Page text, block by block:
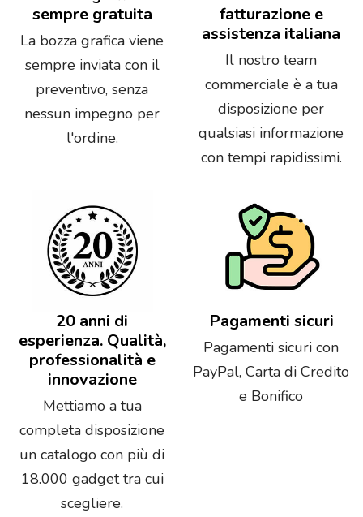
sempre gratuita
La bozza grafica viene
sempre inviata con il
preventivo, senza
nessun impegno per
l'ordine.
fatturazione e
assistenza italiana
Il nostro team
commerciale è a tua
disposizione per
qualsiasi informazione
con tempi rapidissimi.
20 anni di
esperienza. Qualità,
professionalità e
innovazione
Mettiamo a tua
completa disposizione
un catalogo con più di
18.000 gadget tra cui
scegliere.
Pagamenti sicuri
Pagamenti sicuri con
PayPal, Carta di Credito
e Bonifico